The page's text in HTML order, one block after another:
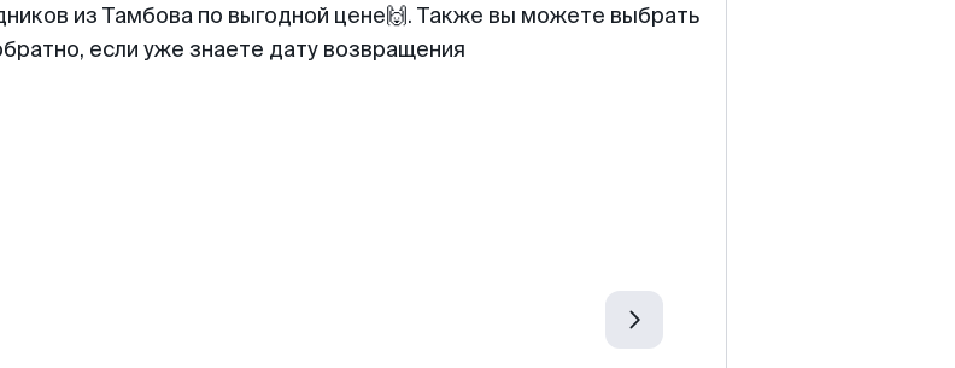
из Тамбова по выгодной цене🙌. Также вы можете выбрать
если уже знаете дату возвращения